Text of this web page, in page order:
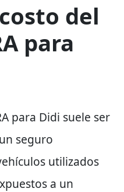
del
para
para Didi suele ser
seguro
utilizados
a un